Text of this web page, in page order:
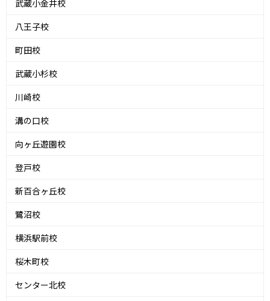
武蔵小金井校
八王子校
町田校
武蔵小杉校
川崎校
溝の口校
向ヶ丘遊園校
登戸校
新百合ヶ丘校
鷺沼校
横浜駅前校
桜木町校
センター北校